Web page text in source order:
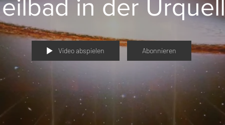
in der
Video abspielen Abonnieren